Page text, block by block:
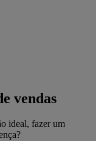
vendas
ideal, fazer um